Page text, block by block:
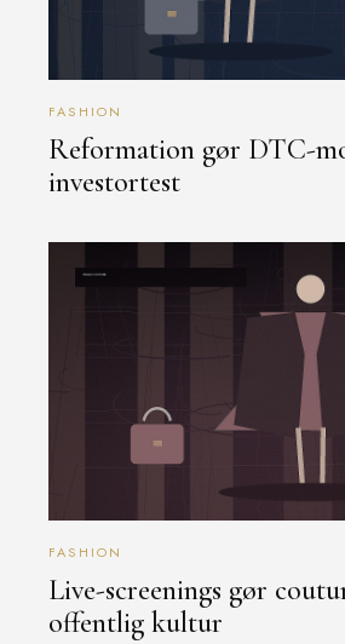
FASHION
Reformation gør DTC-
investortest
FASHION
Live-screenings gør
offentlig kultur